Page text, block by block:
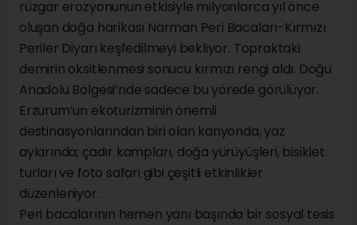
rüzgar erozyonunun etkisiyle milyonlarca yıl önce
oluşan doğa harikası Narman Peri Bacaları-Kırmızı
Periler Diyarı keşfedilmeyi bekliyor. Topraktaki
demirin oksitlenmesi sonucu kırmızı rengi aldı. Doğu
Anadolu Bölgesi’nde sadece bu yörede görülüyor.
Erzurum’un ekoturizminin önemli
destinasyonlarından biri olan kanyonda, yaz
aylarında; çadır kampları, doğa yürüyüşleri, bisiklet
turları ve foto safari gibi çeşitli etkinlikler
düzenleniyor.
Peri bacalarının hemen yanı başında bir sosyal tesis